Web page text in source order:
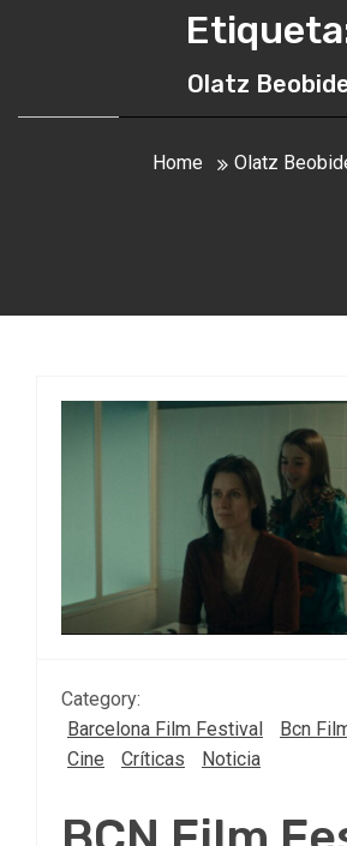
Olatz
Home Olatz
Category:
Barcelona Film Festival
Bcn
Cine
Críticas Noticia